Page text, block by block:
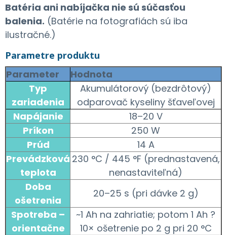
Batéria ani nabíjačka nie sú súčasťou
balenia. (Batérie na fotografiách sú iba
ilustračné.)
Parametre produktu
Parameter
Hodnota
Typ
zariadenia
Akumulátorový (bezdrôtový)
odparovač kyseliny šťaveľovej
Napájanie
18–20 V
Príkon
250 W
Prúd
14 A
Prevádzková
teplota
230 °C / 445 °F (prednastavená,
nenastaviteľná)
Doba
ošetrenia
20–25 s (pri dávke 2 g)
Spotreba –
orientačne
~1 Ah na zahriatie; potom 1 Ah ?
10× ošetrenie po 2 g pri 20 °C